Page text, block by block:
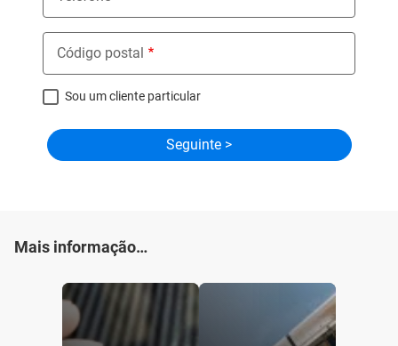
Código postal
Sou um cliente particular
Mais informação…